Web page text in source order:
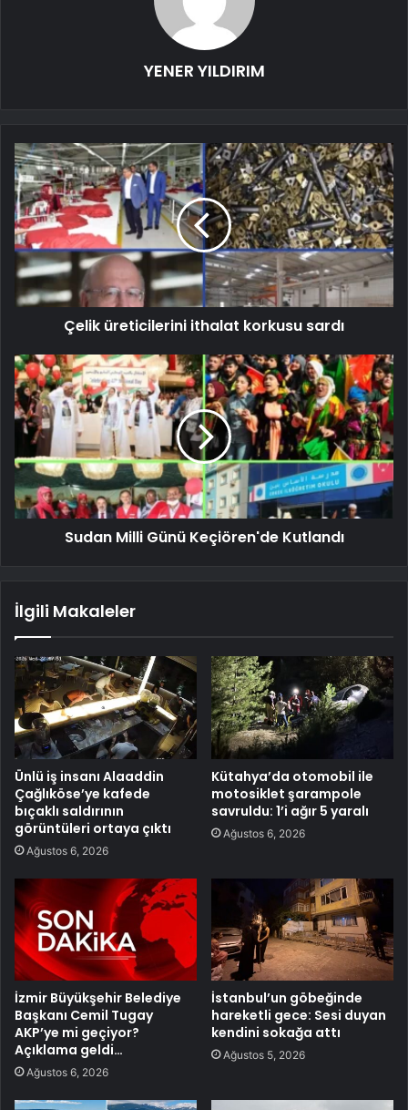
YENER YILDIRIM
Çelik üreticilerini ithalat korkusu sardı
Sudan Milli Günü Keçiören'de Kutlandı
İlgili Makaleler
Ünlü iş insanı Alaaddin
Çağlıköse’ye kafede
bıçaklı saldırının
görüntüleri ortaya çıktı
Ağustos 6, 2026
Kütahya’da otomobil ile
motosiklet şarampole
savruldu: 1’i ağır 5 yaralı
Ağustos 6, 2026
İzmir Büyükşehir Belediye
Başkanı Cemil Tugay
AKP’ye mi geçiyor?
Açıklama geldi…
Ağustos 6, 2026
İstanbul’un göbeğinde
hareketli gece: Sesi duyan
kendini sokağa attı
Ağustos 5, 2026